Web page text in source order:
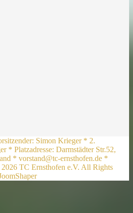
Simon Krieger * 2.
* Platzadresse: Darmstädter Str.52,
* vorstand@tc-ernsthofen.de *
TC Ernsthofen e.V. All Rights